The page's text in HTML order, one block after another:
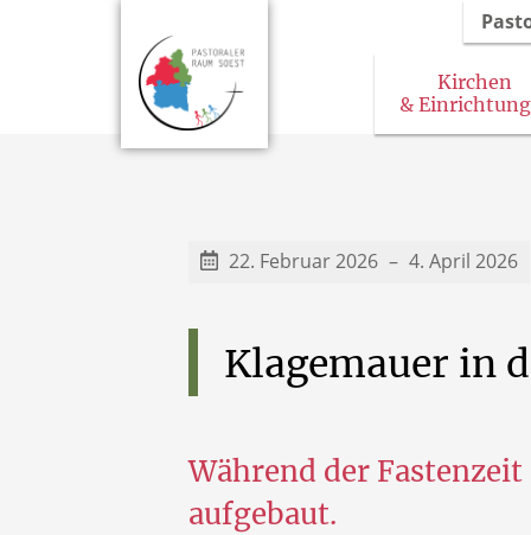
Kirchen
&
22. Februar 2026 4. April 2026
Klagemauer in
Während der
aufgebaut.